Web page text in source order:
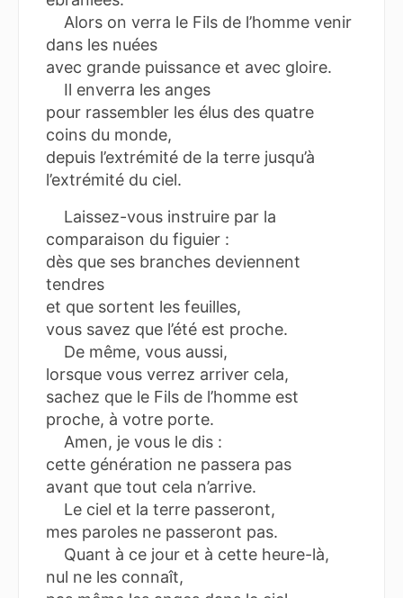
Alors on verra le Fils de l’homme venir
dans les nuées
avec grande puissance et avec gloire.
Il enverra les anges
pour rassembler les élus des quatre
coins du monde,
depuis l’extrémité de la terre jusqu’à
l’extrémité du ciel.
Laissez-vous instruire par la
comparaison du figuier :
dès que ses branches deviennent
tendres
et que sortent les feuilles,
vous savez que l’été est proche.
De même, vous aussi,
lorsque vous verrez arriver cela,
sachez que le Fils de l’homme est
proche, à votre porte.
Amen, je vous le dis :
cette génération ne passera pas
avant que tout cela n’arrive.
Le ciel et la terre passeront,
mes paroles ne passeront pas.
Quant à ce jour et à cette heure-là,
nul ne les connaît,